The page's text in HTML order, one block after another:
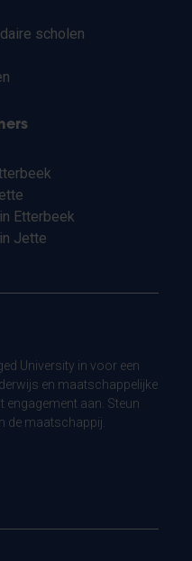
scholen
Etterbeek
Jette
University in voor een
en maatschappelijke
engagement aan. Steun
de maatschappij.